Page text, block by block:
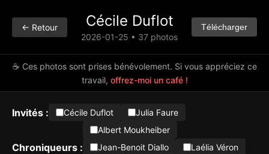
← Retour Cécile Duflot
2026-01-25 • 37 photos
Télécharger
☕ Ces photos sont prises bénévolement. Si vous appréciez ce
travail, offrez-moi un café !
Invités : Cécile Duflot Julia Faure
Chroniqueurs :
Albert Moukheiber
Jean-Benoit Diallo
Laélia Véron